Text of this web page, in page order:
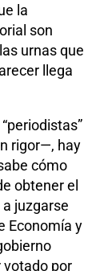
la
son
urnas que
llega
rigor—, hay
cómo
obtener el
juzgarse
Economía y
votado por